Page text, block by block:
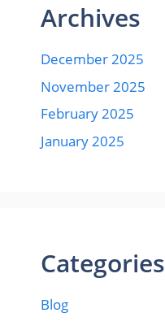
Archives
December 2025
November 2025
February 2025
January 2025
Categories
Blog